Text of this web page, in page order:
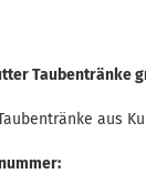
Taubentränke
aus